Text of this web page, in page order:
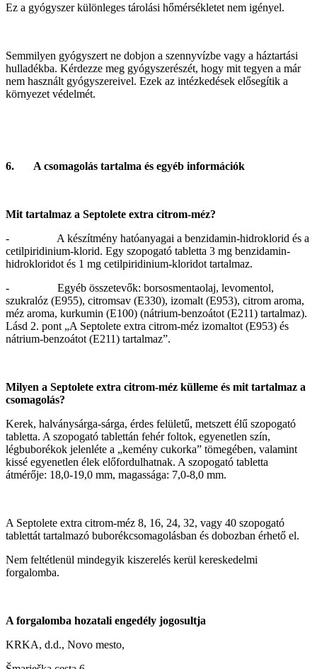
Ez a gyógyszer különleges tárolási hőmérsékletet nem igényel.
Semmilyen gyógyszert ne dobjon a szennyvízbe vagy a háztartási
hulladékba. Kérdezze meg gyógyszerészét, hogy mit tegyen a már
nem használt gyógyszereivel. Ezek az intézkedések elősegítik a
környezet védelmét.
6. A csomagolás tartalma és egyéb információk
Mit tartalmaz a Septolete extra citrom-méz?
- A készítmény hatóanyagai a benzidamin-hidroklorid és a
cetilpiridinium-klorid. Egy szopogató tabletta 3 mg benzidamin-
hidrokloridot és 1 mg cetilpiridinium-kloridot tartalmaz.
- Egyéb összetevők: borsosmentaolaj, levomentol,
szukralóz (E955), citromsav (E330), izomalt (E953), citrom aroma,
méz aroma, kurkumin (E100) (nátrium-benzoátot (E211) tartalmaz).
Lásd 2. pont „A Septolete extra citrom-méz izomaltot (E953) és
nátrium-benzoátot (E211) tartalmaz”.
Milyen a Septolete extra citrom-méz külleme és mit tartalmaz a
csomagolás?
Kerek, halványsárga-sárga, érdes felületű, metszett élű szopogató
tabletta. A szopogató tablettán fehér foltok, egyenetlen szín,
légbuborékok jelenléte a „kemény cukorka” tömegében, valamint
kissé egyenetlen élek előfordulhatnak. A szopogató tabletta
átmérője: 18,0-19,0 mm, magassága: 7,0‑8,0 mm.
A Septolete extra citrom-méz 8, 16, 24, 32, vagy 40 szopogató
tablettát tartalmazó buborékcsomagolásban és dobozban érhető el.
Nem feltétlenül mindegyik kiszerelés kerül kereskedelmi
forgalomba.
A forgalomba hozatali engedély jogosultja
KRKA, d.d., Novo mesto,